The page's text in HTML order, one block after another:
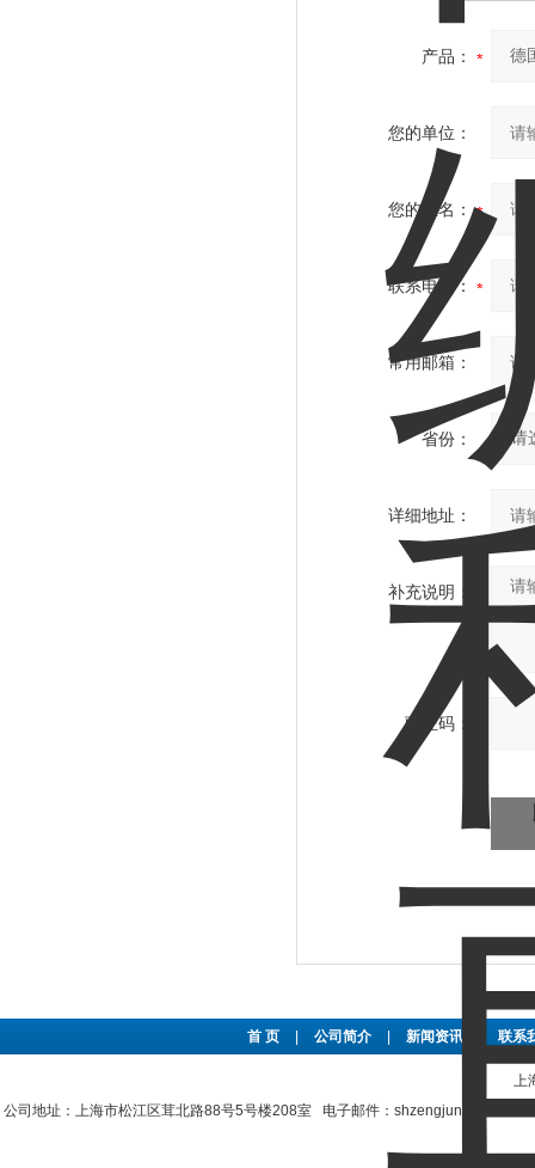
产品：
您的单位：
您的姓名：
联系电话：
常用邮箱：
省份：
详细地址：
补充说明：
验证码：
首 页 公司简介 新闻资讯 联系
上
公司地址：上海市松江区茸北路88号5号楼208室 电子邮件：